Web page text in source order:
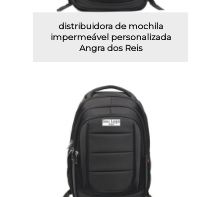
distribuidora de mochila
impermeável personalizada
Angra dos Reis